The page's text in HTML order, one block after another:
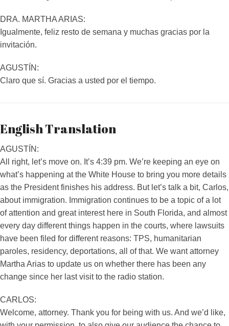
DRA. MARTHA ARIAS:
Igualmente, feliz resto de semana y muchas gracias por la
invitación.
AGUSTÍN:
Claro que sí. Gracias a usted por el tiempo.
English Translation
AGUSTÍN:
All right, let’s move on. It’s 4:39 pm. We’re keeping an eye on
what’s happening at the White House to bring you more details
as the President finishes his address. But let’s talk a bit, Carlos,
about immigration. Immigration continues to be a topic of a lot
of attention and great interest here in South Florida, and almost
every day different things happen in the courts, where lawsuits
have been filed for different reasons: TPS, humanitarian
paroles, residency, deportations, all of that. We want attorney
Martha Arias to update us on whether there has been any
change since her last visit to the radio station.
CARLOS:
Welcome, attorney. Thank you for being with us. And we’d like,